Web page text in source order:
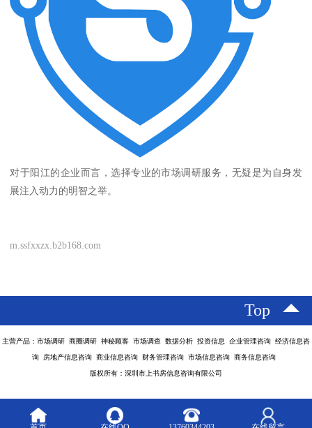
对于阳江的企业而言，选择专业的市场调研服务，无疑是为自身发
展注入动力的明智之举。
m.ssfxxzx.b2b168.com
Top
主营产品：市场调研 商圈调研 神秘顾客 市场调查 数据分析 投资信息 企业管理咨询 经济信息咨
询 房地产信息咨询 商业信息咨询 财务管理咨询 市场信息咨询 商务信息咨询
版权所有：深圳市上书房信息咨询有限公司